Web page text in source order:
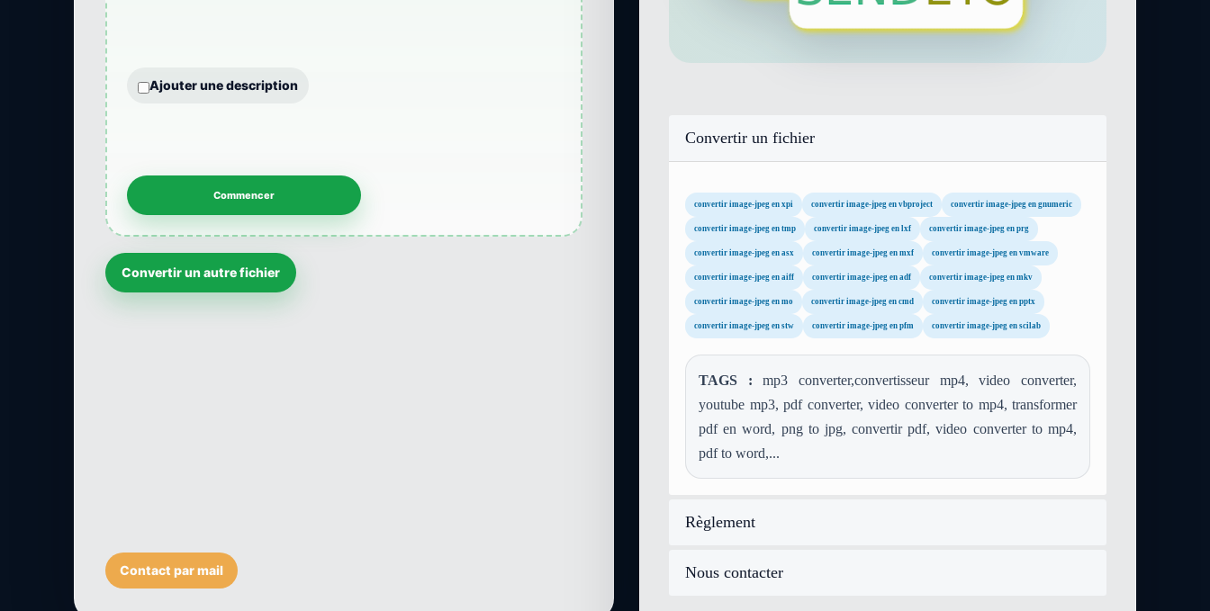
Ajouter une description
Convertir un autre fichier
Contact par mail
Convertir un fichier
convertir image-jpeg en xpi convertir image-jpeg en vbproject convertir image-jpeg en gnumeric
convertir image-jpeg en tmp convertir image-jpeg en lxf convertir image-jpeg en prg
convertir image-jpeg en asx convertir image-jpeg en mxf convertir image-jpeg en vmware
convertir image-jpeg en aiff convertir image-jpeg en adf convertir image-jpeg en mkv
convertir image-jpeg en mo convertir image-jpeg en cmd convertir image-jpeg en pptx
convertir image-jpeg en stw convertir image-jpeg en pfm convertir image-jpeg en scilab
TAGS : mp3 converter,convertisseur mp4, video converter,
youtube mp3, pdf converter, video converter to mp4, transformer
pdf en word, png to jpg, convertir pdf, video converter to mp4,
pdf to word,...
Règlement
Nous contacter